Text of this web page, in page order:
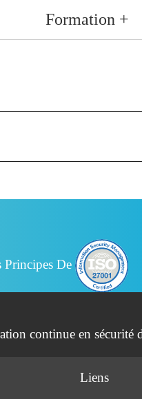
Formation +
Principes De
continue en sécurité
Liens